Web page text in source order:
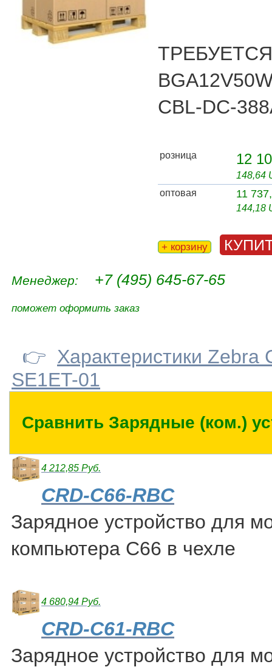
CBL-DC-
розница 12
148,64
оптовая
11
144,18
+ корзину
Менеджер: +7 (495) 645-67-65
поможет оформить заказ
👉 Характеристики Zebra
SE1ET-01
Сравнить Зарядные (ком.)
4 212,85 Руб.
CRD-C66-RBC
Зарядное устройство для
компьютера С66 в чехле
4 680,94 Руб.
CRD-C61-RBC
Зарядное устройство для